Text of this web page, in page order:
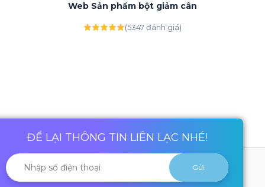
Web Sản phẩm bột giảm cân
(5347 đánh giá)
ĐỂ LẠI THÔNG TIN LIÊN LẠC NHÉ!